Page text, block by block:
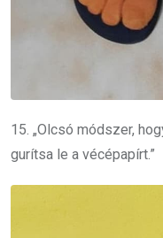
15. „Olcsó módszer,
gurítsa le a vécépapírt.”